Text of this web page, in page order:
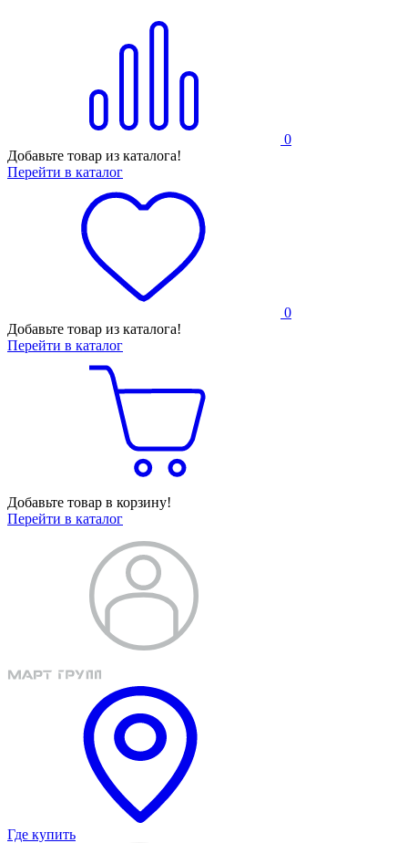
0
Добавьте товар из каталога!
Перейти в каталог
0
Добавьте товар из каталога!
Перейти в каталог
Добавьте товар в корзину!
Перейти в каталог
Где купить